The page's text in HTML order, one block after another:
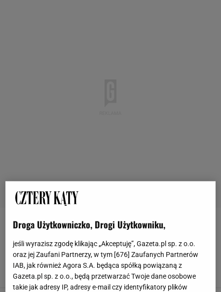
EXPO
Polski pawilon zrobił furorę w Japonii. Na
EXPO 2025 zdobył dwa medale
ARCHITEKTURA DESIGN EXPO JAPONIA
Droga Użytkowniczko, Drogi Użytkowniku,
jeśli wyrazisz zgodę klikając „Akceptuję”, Gazeta.pl sp. z o.o.
oraz jej Zaufani Partnerzy, w tym [676] Zaufanych Partnerów
IAB, jak również Agora S.A. będąca spółką powiązaną z
Gazeta.pl sp. z o.o., będą przetwarzać Twoje dane osobowe
takie jak adresy IP, adresy e-mail czy identyfikatory plików